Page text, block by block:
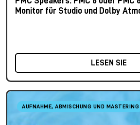
Monitor für Studio und Dolby
LESEN SIE
AUFNAHME, ABMISCHUNG UND MASTERING